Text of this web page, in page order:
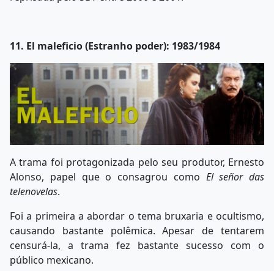
11. El maleficio (Estranho poder): 1983/1984
A trama foi protagonizada pelo seu produtor, Ernesto
Alonso, papel que o consagrou como El señor das
telenovelas.
Foi a primeira a abordar o tema bruxaria e ocultismo,
causando bastante polêmica. Apesar de tentarem
censurá-la, a trama fez bastante sucesso com o
público mexicano.